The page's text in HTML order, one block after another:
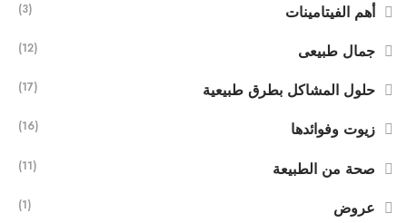
أهم الفيتامينات (3)
جمال طبيعى (12)
حلول المشاكل بطرق طبيعية (17)
زيوت وفوائدها (16)
صحة من الطبيعة (11)
عروض (1)